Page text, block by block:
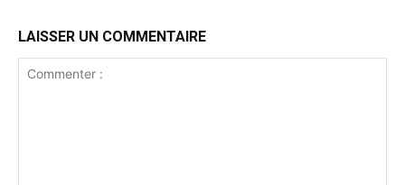
LAISSER UN COMMENTAIRE